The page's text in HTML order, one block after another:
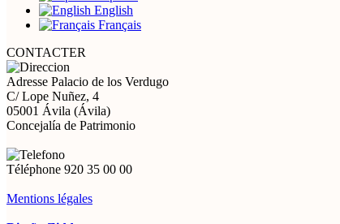
English
Français
CONTACTER
Adresse Palacio de los Verdugo
C/ Lope Nuñez, 4
05001 Ávila (Ávila)
Concejalía de Patrimonio
Téléphone 920 35 00 00
Mentions légales